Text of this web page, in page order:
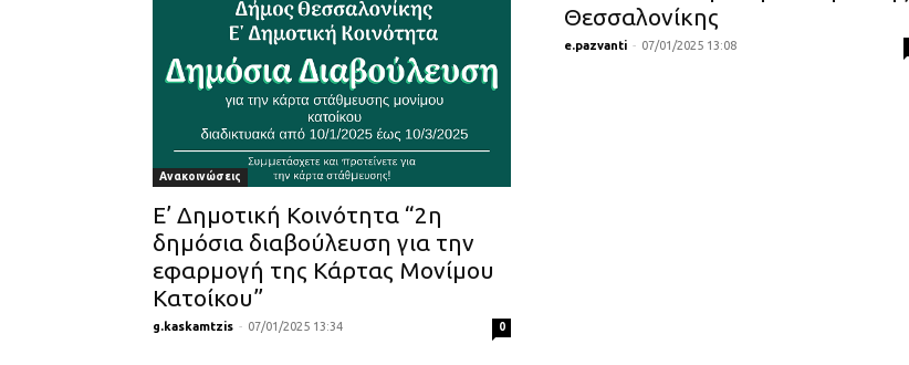
Ανακοινώσεις
Ε’ Δημοτική Κοινότητα “2η
δημόσια διαβούλευση για την
εφαρμογή της Κάρτας Μονίμου
Κατοίκου”
g.kaskamtzis - 07/01/2025 13:34 0
Θεσσαλονίκης
e.pazvanti - 07/01/2025 13:08